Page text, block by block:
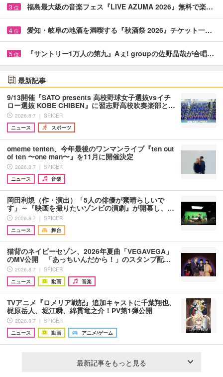
3 位 福島最大級の音楽フェス『LIVE AZUMA 2026』無料で楽…
4 位 愛知・岐阜の地酒を満喫する『秋酒祭 2026』チケット一…
5 位 『サントリー1万人の第九』Aぇ! groupの佐野晶哉が合唱…
最新記事
9/13開催『SATO presents 高校野球女子選抜vsイチ
ロー選抜 KOBE CHIBEN』に習志野高校吹奏楽部と…
2026.8.7 ｜ SPICER
ニュース
スポーツ
omeme tenten、今年最後のワンマンライブ『ten out
of ten 〜one man〜』を11月に開催決定
2026.8.7 ｜ SPICER
ニュース
音楽
岡田利規（作・演出）「5人の俳優が素晴らしいで
す」～『映画を撮りたいゾンビの演劇』が開幕し、…
2026.8.7 ｜ SPICER
ニュース
舞台
猫背のネイビーセゾン、2026年夏曲「VEGAVEGA」
のMV公開 「あっちいんだから！」のスタンプ配…
2026.8.7 ｜ SPICER
ニュース
動画 音楽
TVアニメ『ロメリア戦記』追加キャストに千葉翔也、
梶原岳人、堀江瞬、綿貫竜之介！PV第1弾公開
2026.8.7 ｜ SPICER
ニュース
動画 アニメ/ゲーム
最新記事をもっと見る